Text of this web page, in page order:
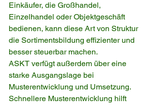
Einkäufer, die Großhandel,
Einzelhandel oder Objektgeschäft
bedienen, kann diese Art von Struktur
die Sortimentsbildung effizienter und
besser steuerbar machen.
ASKT verfügt außerdem über eine
starke Ausgangslage bei
Musterentwicklung und Umsetzung.
Schnellere Musterentwicklung hilft